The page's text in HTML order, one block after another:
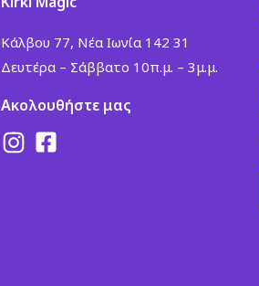
Κάλβου 77, Νέα Ιωνία 142 31
Δευτέρα – Σάββατο 10π.μ. – 3μ.μ.
Ακολουθήστε μας